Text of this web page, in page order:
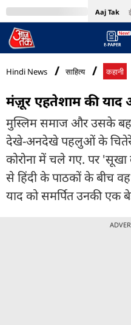
Aaj Tak
MumbaiTak
Hindi News साहित्य कहानी
मंज़ूर एहतेशाम की याद
मुस्लिम समाज और उसके
देखे-अनदेखे पहलुओं के चितेरे
कोरोना में चले गए. पर
से हिंदी के पाठकों के बीच
याद को समर्पित उनकी एक